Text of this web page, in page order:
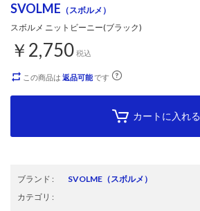
SVOLME （スボルメ）
スボルメ ニットビーニー(ブラック)
￥2,750 税込
この商品は 返品可能です
カートに入れる
ブランド : SVOLME （スボルメ）
カテゴリ :